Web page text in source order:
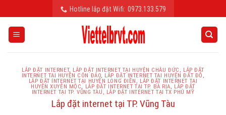
to
content
Hotline lắp đặt Wifi: 0973.133.579
LẮP ĐẶT INTERNET, LẮP ĐẶT INTERNET TẠI HUYỆN CHÂU ĐỨC , LẮP ĐẶT
INTERNET TẠI HUYỆN CÔN ĐẢO, LẮP ĐẶT INTERNET TẠI HUYỆN ĐẤT ĐỎ ,
LẮP ĐẶT INTERNET TẠI HUYỆN LONG ĐIỀN , LẮP ĐẶT INTERNET TẠI
HUYỆN XUYÊN MỘC, LẮP ĐẶT INTERNET TẠI TP. BÀ RỊA, LẮP ĐẶT
INTERNET TẠI TP. VŨNG TÀU , LẮP ĐẶT INTERNET TẠI TX PHÚ MỸ
Lắp đặt internet tại TP. Vũng Tàu